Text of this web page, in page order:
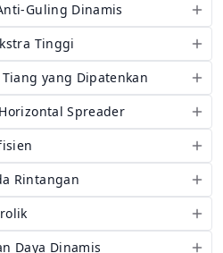
Guling Dinamis
Tinggi
yang Dipatenkan
Spreader
Rintangan
Daya Dinamis